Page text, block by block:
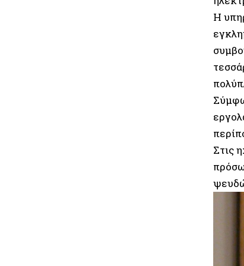
Η
Στις